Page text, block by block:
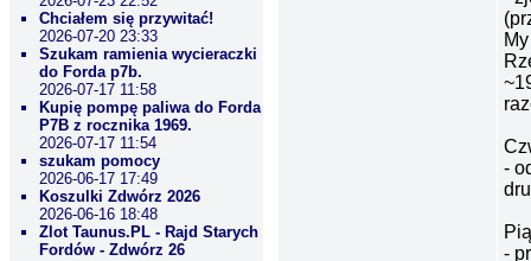
Chciałem się przywitać!
2026-07-20 23:33
Szukam ramienia wycieraczki
do Forda p7b.
2026-07-17 11:58
Kupię pompę paliwa do Forda
P7B z rocznika 1969.
2026-07-17 11:54
szukam pomocy
2026-06-17 17:49
Koszulki Zdwórz 2026
2026-06-16 18:48
Zlot Taunus.PL - Rajd Starych
Fordów - Zdwórz 26
-
-